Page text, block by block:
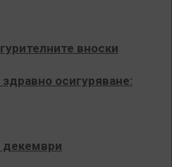
вноски
осигуряване:
декември